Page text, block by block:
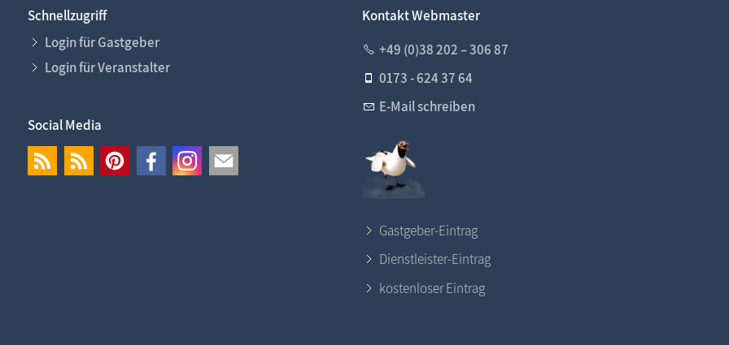
Schnellzugriff
Login für Gastgeber
Login für Veranstalter
Social Media
Kontakt Webmaster
+49 (0)38 202 – 306 87
0173 - 624 37 64
E-Mail schreiben
Gastgeber-Eintrag
Dienstleister-Eintrag
kostenloser Eintrag